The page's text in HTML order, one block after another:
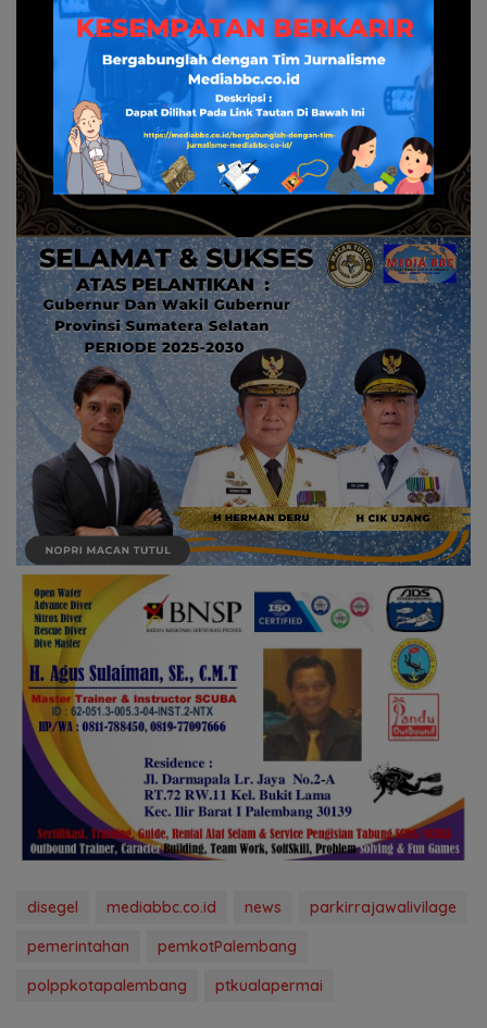
disegel mediabbc.co.id news
parkirrajawalivilage
pemerintahan
pemkotPalembang
polppkotapalembang
ptkualapermai